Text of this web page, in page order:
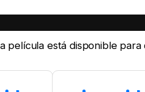
película está disponible